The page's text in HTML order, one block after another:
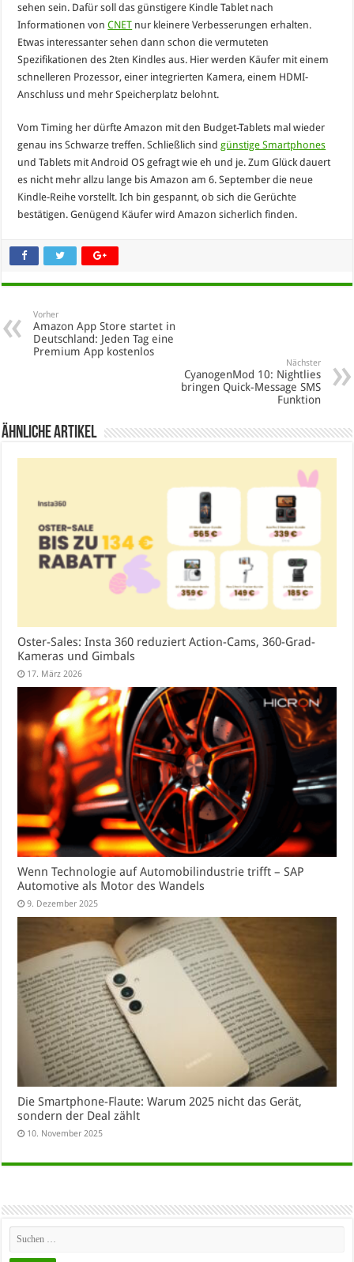
sehen sein. Dafür soll das günstigere Kindle Tablet nach
Informationen vonCNET nur kleinere Verbesserungen erhalten.
Etwas interessanter sehen dann schon die vermuteten
Spezifikationen des 2ten Kindles aus. Hier werden Käufer mit einem
schnelleren Prozessor, einer integrierten Kamera, einem HDMI-
Anschluss und mehr Speicherplatz belohnt.
Vom Timing her dürfte Amazon mit den Budget-Tablets mal wieder
genau ins Schwarze treffen. Schließlich sindgünstige Smartphones
und Tablets mit Android OS gefragt wie eh und je. Zum Glück dauert
es nicht mehr allzu lange bis Amazon am 6. September die neue
Kindle-Reihe vorstellt. Ich bin gespannt, ob sich die Gerüchte
bestätigen. Genügend Käufer wird Amazon sicherlich finden.
Vorher
Amazon App Store startet in
Deutschland: Jeden Tag eine
Premium App kostenlos
Nächster
CyanogenMod 10: Nightlies
bringen Quick-Message SMS
Funktion
Ähnliche Artikel
Oster-Sales: Insta 360 reduziert Action-Cams, 360-Grad-
Kameras und Gimbals
17. März 2026
Wenn Technologie auf Automobilindustrie trifft – SAP
Automotive als Motor des Wandels
9. Dezember 2025
Die Smartphone-Flaute: Warum 2025 nicht das Gerät,
sondern der Deal zählt
10. November 2025